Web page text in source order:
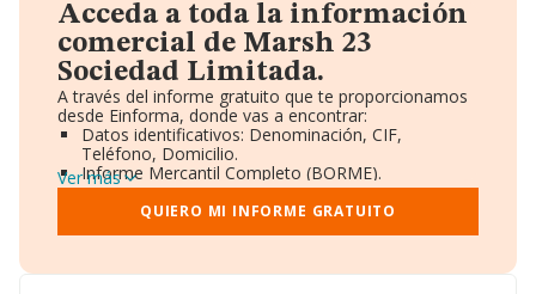
Acceda a toda la información
comercial de Marsh 23
Sociedad Limitada.
A través del informe gratuito que te proporcionamos
desde Einforma, donde vas a encontrar:
Datos identificativos: Denominación, CIF,
Teléfono, Domicilio.
Informe Mercantil Completo (BORME).
Gráficos de Evolución Ventas y Empleados.
Consejo de Administración y Administradores.
Directivos y Ejecutivos.
Ver más
QUIERO MI INFORME GRATUITO